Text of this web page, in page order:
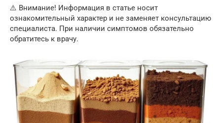
⚠️ Внимание! Информация в статье носит
ознакомительный характер и не заменяет консультацию
специалиста. При наличии симптомов обязательно
обратитесь к врачу.